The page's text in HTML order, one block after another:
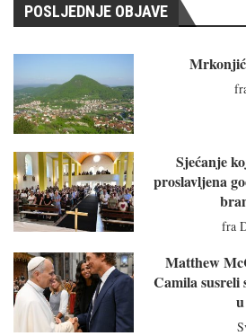
POSLJEDNJE OBJAVE
Sjećanje
proslavljena
fra
Matthew
Camila susreli